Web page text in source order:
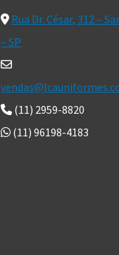
Rua Dr. César, 312 –
– SP
(11) 2959-8820
(11) 96198-4183